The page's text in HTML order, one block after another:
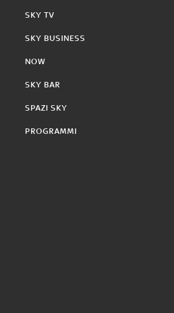
SKY TV
SKY BUSINESS
NOW
SKY BAR
SPAZI SKY
PROGRAMMI